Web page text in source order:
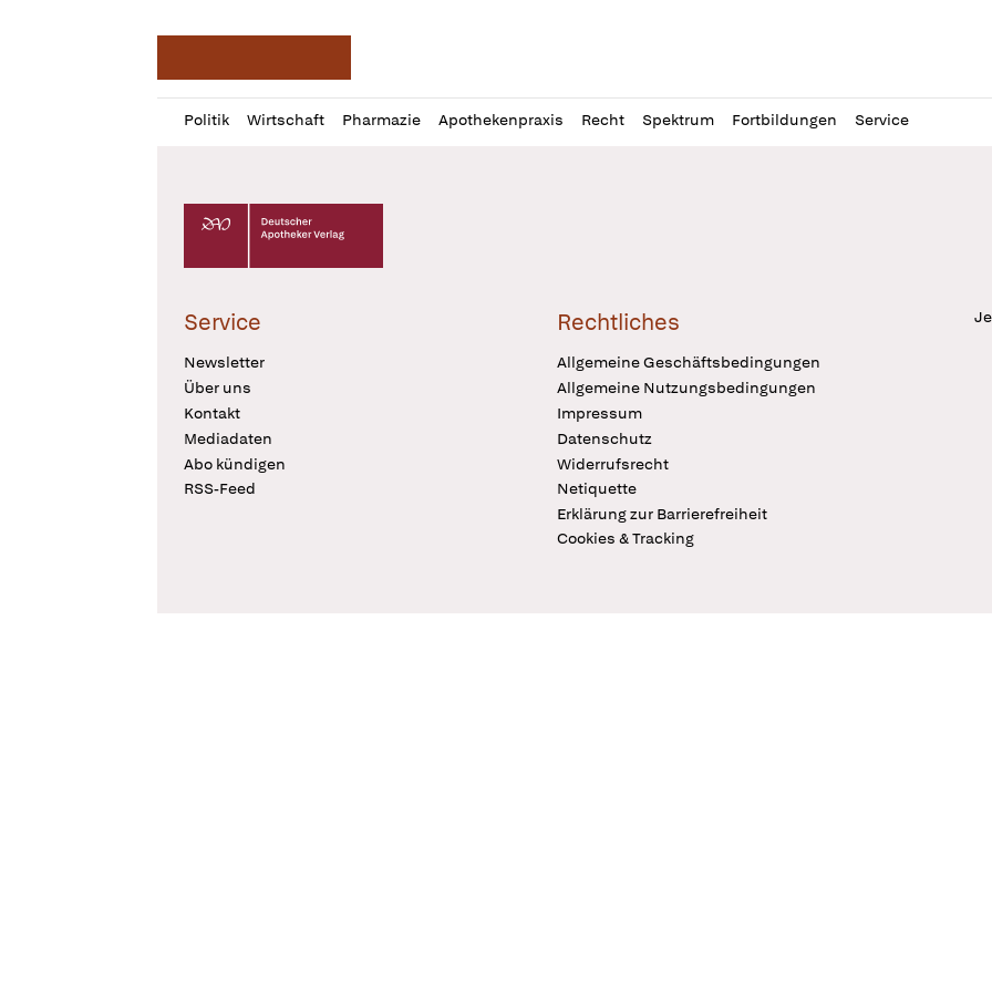
Politik Wirtschaft Pharmazie Apothekenpraxis Recht Spektrum Fortbildungen Service
Profil
öffnen
Daz
Pur
Deutscher Apotheker Verlag Logo
Service
Newsletter
Über uns
Kontakt
Mediadaten
Abo kündigen
RSS-Feed
Rechtliches
Allgemeine Geschäftsbedingungen
Allgemeine Nutzungsbedingungen
Impressum
Datenschutz
Widerrufsrecht
Netiquette
Erklärung zur Barrierefreiheit
Cookies & Tracking